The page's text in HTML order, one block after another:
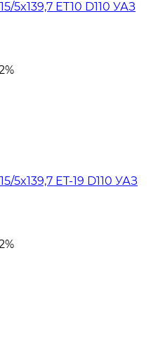
5x139,7 ET10 D110 УАЗ
5x139,7 ET-19 D110 УАЗ